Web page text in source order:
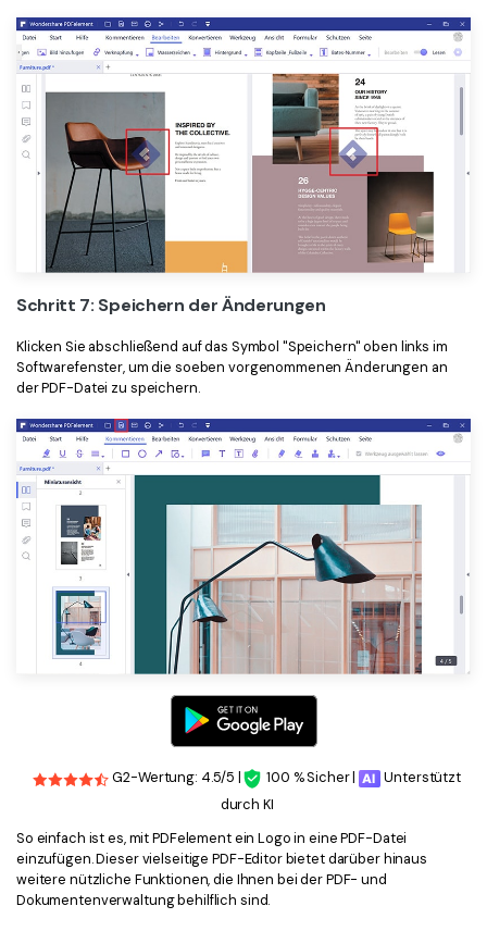
Schritt 7: Speichern der Änderungen
Klicken Sie abschließend auf das Symbol "Speichern" oben links im
Softwarefenster, um die soeben vorgenommenen Änderungen an
der PDF-Datei zu speichern.
G2-Wertung: 4.5/5 | 100 % Sicher |
Unterstützt
durch KI
So einfach ist es, mit PDFelement ein Logo in eine PDF-Datei
einzufügen. Dieser vielseitige PDF-Editor bietet darüber hinaus
weitere nützliche Funktionen, die Ihnen bei der PDF- und
Dokumentenverwaltung behilflich sind.